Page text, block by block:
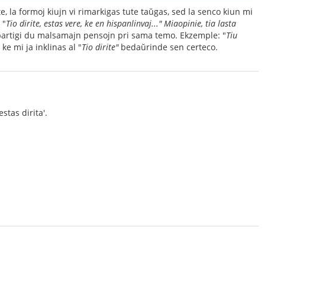
la formoj kiujn vi rimarkigas tute taŭgas, sed la senco kiun mi
"Tio dirite, estas vere, ke en hispanlinvaj..." Miaopinie, tia lasta
du malsamajn pensojn pri sama temo. Ekzemple: "Tiu
mi ja inklinas al "Tio dirite"bedaŭrinde sen certeco.
dirita'.